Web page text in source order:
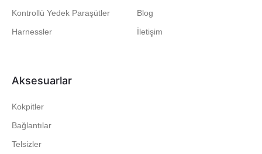
Kontrollü Yedek Paraşütler
Harnessler
Blog
İletişim
Aksesuarlar
Kokpitler
Bağlantılar
Telsizler